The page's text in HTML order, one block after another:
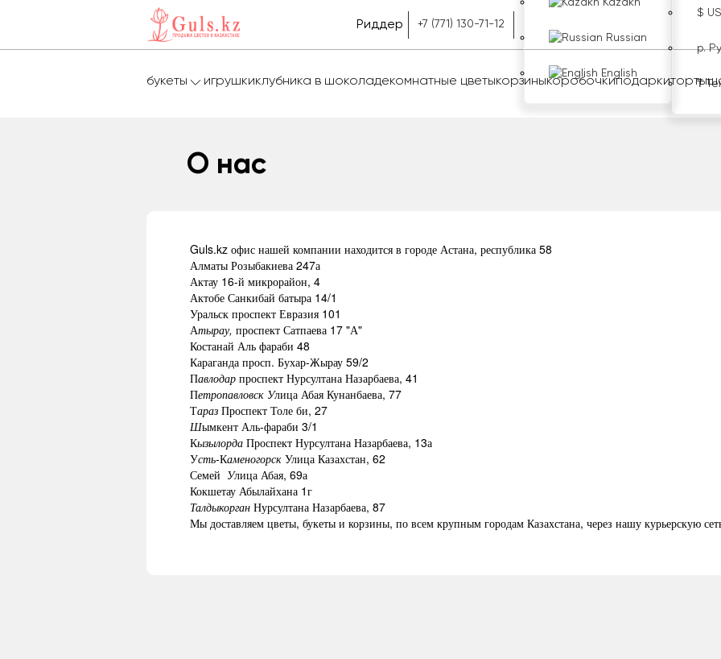
Риддер +7 (771) 130-71-12
Kazakh
Russian
English
$
р.
₸
букеты игрушкиклубника в шоколадекомнатные цветыкорзиныкоробочкиподаркиторты
О нас
Guls.kz офис нашей компании находится в городе Астана, республика 58
Алматы Розыбакиева 247а
Актау 16-й микрорайон, 4
Актобе Санкибай батыра 14/1
Уральск проспект Евразия 101
Атырау, проспект Сатпаева 17 "А"
Костанай Аль фараби 48
Караганда просп. Бухар-Жырау 59/2
Павлодар проспект Нурсултана Назарбаева, 41
Петропавловск Улица Абая Кунанбаева, 77
Тараз Проспект Толе би, 27
Шымкент Аль-фараби 3/1
Кызылорда Проспект Нурсултана Назарбаева, 13а
Усть-Каменогорск Улица Казахстан, 62
Семей Улица Абая, 69а
Кокшетау Абылайхана 1г
Талдыкорган Нурсултана Назарбаева, 87
Мы доставляем цветы, букеты и корзины, по всем крупным городам Казахстана, через нашу курьерскую